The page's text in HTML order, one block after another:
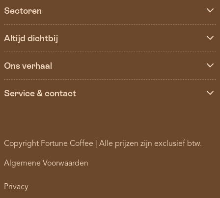
Sectoren
Altijd dichtbij
Ons verhaal
Service & contact
Copyright Fortune Coffee | Alle prijzen zijn exclusief btw.
Algemene Voorwaarden
Privacy